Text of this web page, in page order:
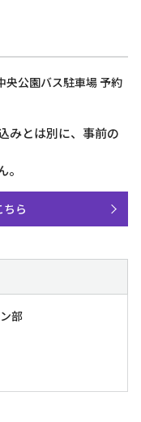
央公園バス駐車場 予約
みとは別に、事前の
ら
部